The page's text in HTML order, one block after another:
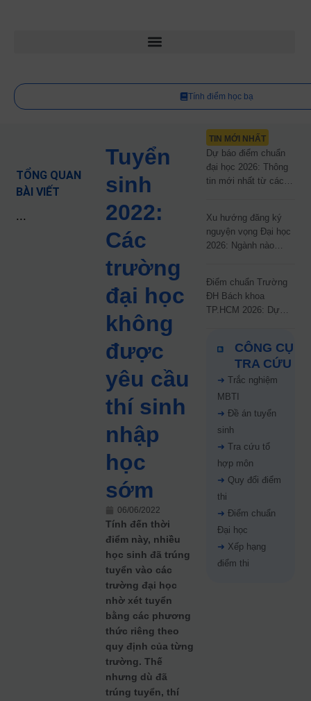
Tính điểm học bạ
TỔNG QUAN
BÀI VIẾT
...
Tuyển
sinh
2022:
Các
trường
đại học
không
được
yêu cầu
thí sinh
nhập
học
sớm
06/06/2022
Tính đến thời
điểm này, nhiều
học sinh đã trúng
tuyển vào các
trường đại học
nhờ xét tuyển
bằng các phương
thức riêng theo
quy định của từng
trường. Thế
nhưng dù đã
trúng tuyển, thí
TIN MỚI NHẤT
Dự báo điểm chuẩn
đại học 2026: Thông
tin mới nhất từ các
Xu hướng đăng ký
nguyện vọng Đại học
2026: Ngành nào
Điểm chuẩn Trường
ĐH Bách khoa
TP.HCM 2026: Dự
67%
CÔNG CỤ
TRA CỨU
➜ Trắc nghiệm
MBTI
➜ Đề án tuyển
sinh
➜ Tra cứu tổ
hợp môn
➜ Quy đổi điểm
thi
➜ Điểm chuẩn
Đại học
➜ Xếp hạng
điểm thi